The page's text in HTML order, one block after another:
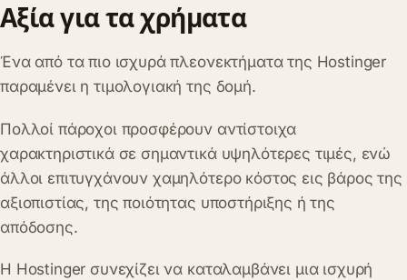
Αξία για τα χρήματα
Ένα από τα πιο ισχυρά πλεονεκτήματα της Hostinger
παραμένει η τιμολογιακή της δομή.
Πολλοί πάροχοι προσφέρουν αντίστοιχα
χαρακτηριστικά σε σημαντικά υψηλότερες τιμές, ενώ
άλλοι επιτυγχάνουν χαμηλότερο κόστος εις βάρος της
αξιοπιστίας, της ποιότητας υποστήριξης ή της
απόδοσης.
Η Hostinger συνεχίζει να καταλαμβάνει μια ισχυρή